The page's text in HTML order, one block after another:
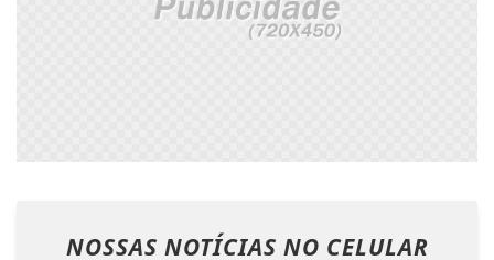
NOSSAS NOTÍCIAS NO CELULAR